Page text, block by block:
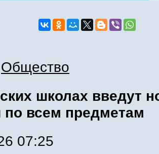
Общество
школах введут
по всем предметам
07:25